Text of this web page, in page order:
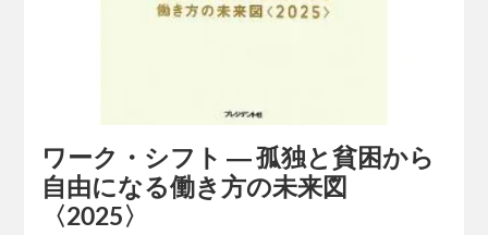
ワーク・シフト ― 孤独と貧困から
自由になる働き方の未来図
〈2025〉